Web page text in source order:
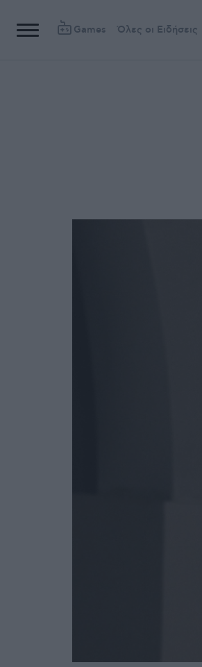
Games Όλες οι Ειδήσεις